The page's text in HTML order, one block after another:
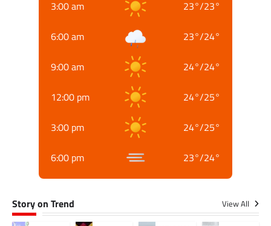
3:00 am 23°/23°
6:00 am 23°/24°
9:00 am 24°/24°
12:00 pm 24°/25°
3:00 pm 24°/25°
6:00 pm 23°/24°
Story on Trend View All